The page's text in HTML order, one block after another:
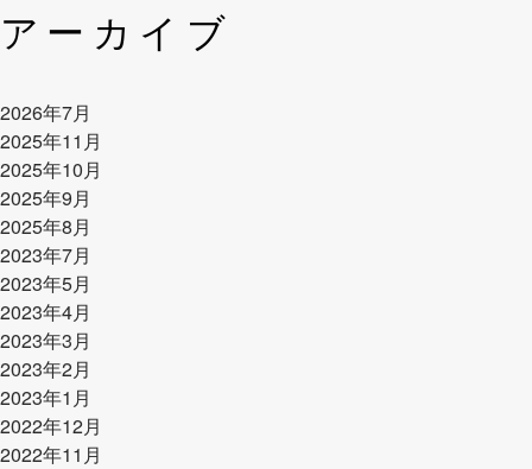
アーカイブ
2026年7月
2025年11月
2025年10月
2025年9月
2025年8月
2023年7月
2023年5月
2023年4月
2023年3月
2023年2月
2023年1月
2022年12月
2022年11月